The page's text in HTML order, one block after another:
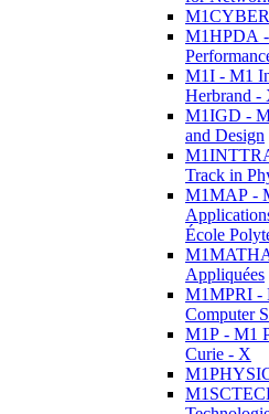
M1HPDA
M1I - M1
Herbrand -
M1IGD -
and Design
Track in
M1MAP -
École
Appliquées
M1MPRI -
Computer
M1P - M1
Curie - X